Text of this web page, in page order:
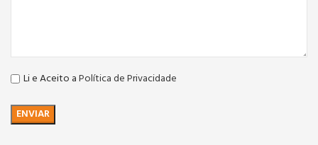
Li e Aceito aPolítica de Privacidade